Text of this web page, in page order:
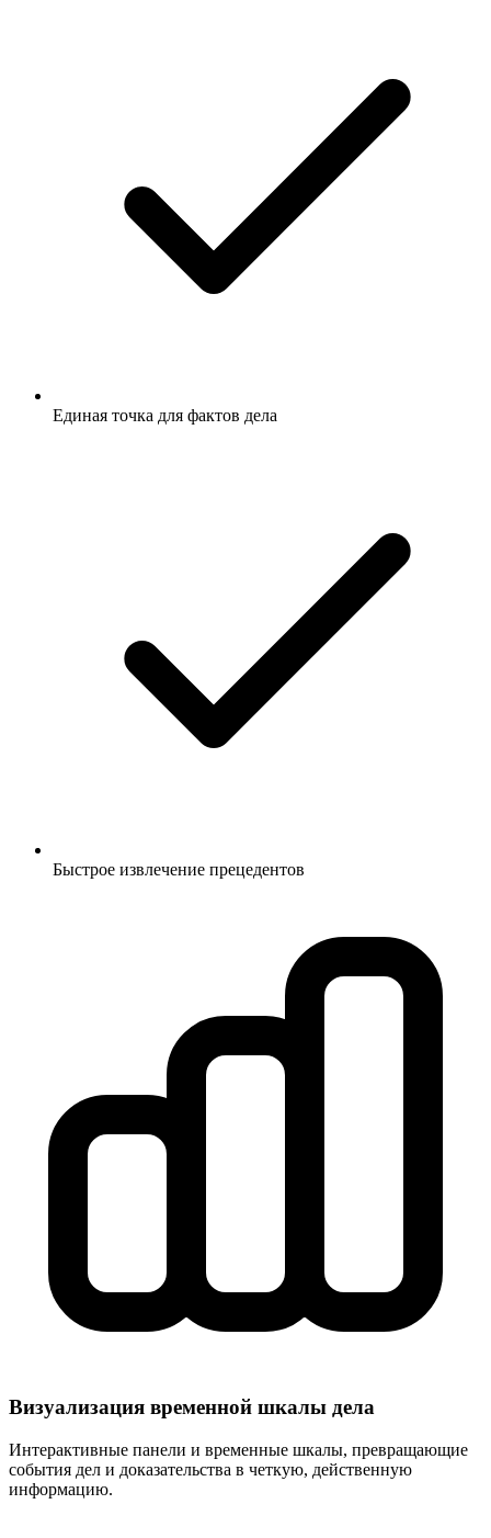
Единая точка для фактов дела
Быстрое извлечение прецедентов
Визуализация временной шкалы дела
Интерактивные панели и временные шкалы, превращающие
события дел и доказательства в четкую, действенную
информацию.